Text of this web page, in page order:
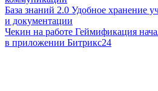
База знаний 2.0 Удобное хранение
и документации
Чекин на работе Геймификация
в приложении Битрикс24